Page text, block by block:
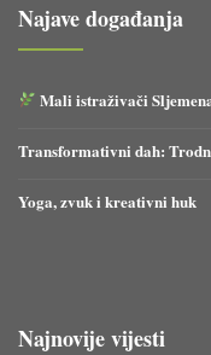
Najave događanja
Mali istraživači
Transformativni dah:
Yoga, zvuk i kreativni huk
Najnovije vijesti